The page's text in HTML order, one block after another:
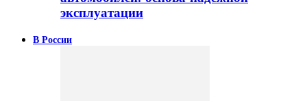
эксплуатации
В России